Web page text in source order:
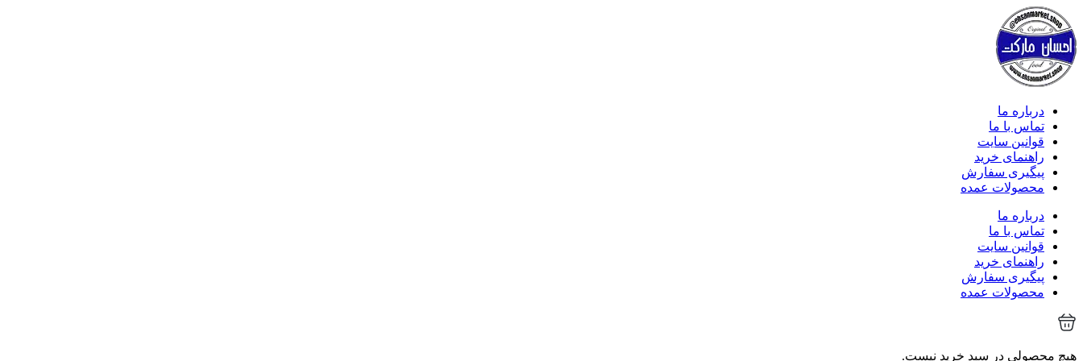
درباره ما
تماس با ما
قوانین سایت
راهنمای خرید
پیگیری سفارش
محصولات عمده
درباره ما
تماس با ما
قوانین سایت
راهنمای خرید
پیگیری سفارش
محصولات عمده
هیچ محصولی در سبد خرید نیست.